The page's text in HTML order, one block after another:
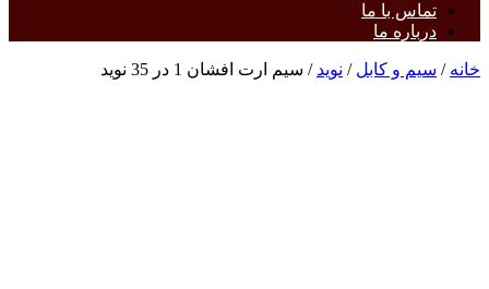
تماس با ما
درباره ما
خانه / سیم و کابل / نوید / سیم ارت افشان 1 در 35 نوید